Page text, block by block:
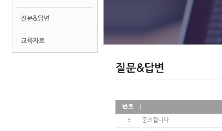
질문&답변
교육자료
번호
3 문의합니다